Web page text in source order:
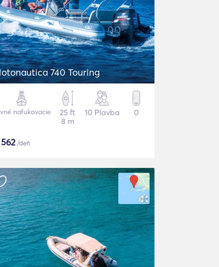
740 Touring
nafukovacie
25 ft
8 m
10 Plavba 0
562/deň